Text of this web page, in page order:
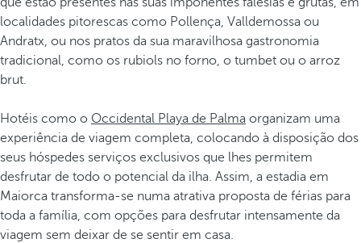
localidades pitorescas como Pollença, Valldemossa ou
Andratx, ou nos pratos da sua maravilhosa gastronomia
tradicional, como os rubiols no forno, o tumbet ou o arroz
brut.
Hotéis como o Occidental Playa de Palma organizam uma
experiência de viagem completa, colocando à disposição dos
seus hóspedes serviços exclusivos que lhes permitem
desfrutar de todo o potencial da ilha. Assim, a estadia em
Maiorca transforma-se numa atrativa proposta de férias para
toda a família, com opções para desfrutar intensamente da
viagem sem deixar de se sentir em casa.